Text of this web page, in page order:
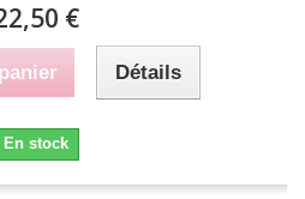
€
Détails
En stock